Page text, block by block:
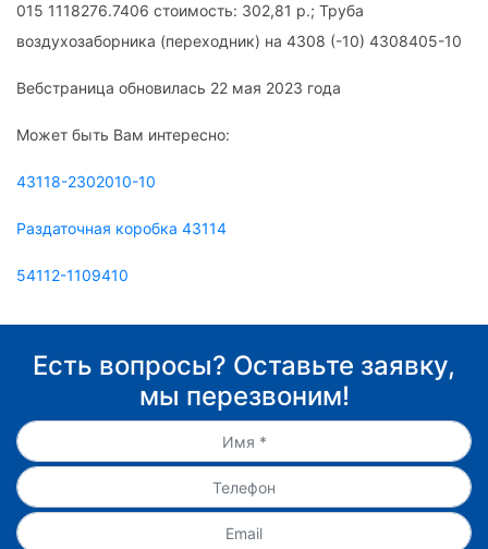
015 1118276.7406 стоимость: 302,81 р.; Труба
воздухозаборника (переходник) на 4308 (-10) 4308405-10
Вебстраница обновилась 22 мая 2023 года
Может быть Вам интересно:
43118-2302010-10
Раздаточная коробка 43114
54112-1109410
Есть вопросы? Оставьте заявку,
мы перезвоним!